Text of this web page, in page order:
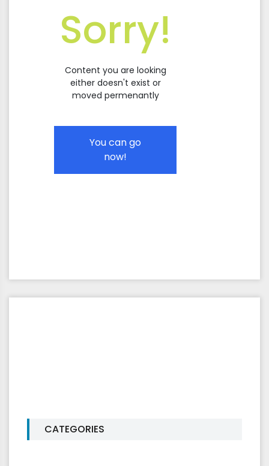
Sorry!
Content you are looking
either doesn't exist or
moved permenantly
You can go
now!
CATEGORIES